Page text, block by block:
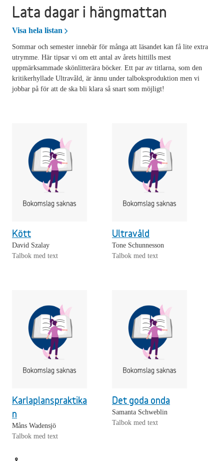
Lata dagar i hängmattan
Visa hela listan Lata dagar i hängmattan
Sommar och semester innebär för många att läsandet kan få lite extra
utrymme. Här tipsar vi om ett antal av årets hittills mest
uppmärksammade skönlitterära böcker. Ett par av titlarna, som den
kritikerhyllade Ultravåld, är ännu under talboksproduktion men vi
jobbar på för att de ska bli klara så snart som möjligt!
Kött
David Szalay
Talbok med text
Ultravåld
Tone Schunnesson
Talbok med text
Karlaplanspraktika
n
Måns Wadensjö
Talbok med text
Det goda onda
Samanta Schweblin
Talbok med text